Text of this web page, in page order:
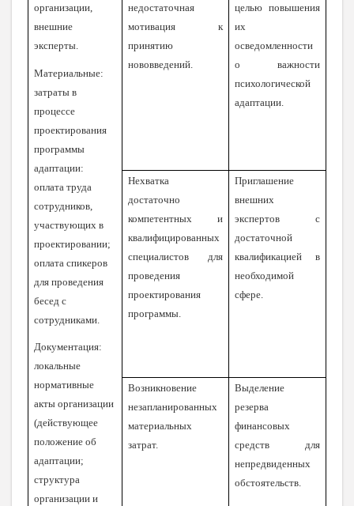
организации,
внешние
эксперты.
Материальные:
затраты в
процессе
проектирования
программы
адаптации:
оплата труда
сотрудников,
участвующих в
проектировании;
оплата спикеров
для проведения
бесед с
сотрудниками.
Документация:
локальные
нормативные
акты организации
(действующее
положение об
адаптации;
структура
организации и
недостаточная
мотивация к
принятию
нововведений.
целью повышения
их
осведомленности
о важности
психологической
адаптации.
Нехватка
достаточно
компетентных и
квалифицированных
специалистов для
проведения
проектирования
программы.
Приглашение
внешних
экспертов с
достаточной
квалификацией в
необходимой
сфере.
Возникновение
незапланированных
материальных
затрат.
Выделение
резерва
финансовых
средств для
непредвиденных
обстоятельств.